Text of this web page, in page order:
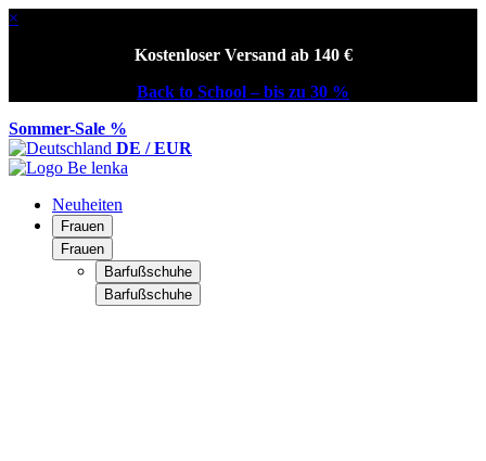
×
Kostenloser Versand ab 140 €
Back to School – bis zu 30 %
Sommer-Sale %
DE / EUR
Neuheiten
Frauen
Frauen
Barfußschuhe
Barfußschuhe